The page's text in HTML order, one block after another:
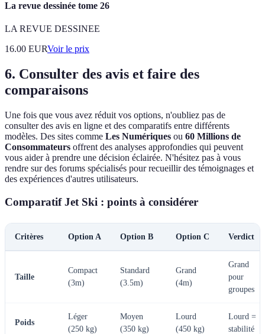
La revue dessinée tome 26
LA REVUE DESSINEE
16.00 EURVoir le prix
6. Consulter des avis et faire des
comparaisons
Une fois que vous avez réduit vos options, n'oubliez pas de
consulter des avis en ligne et des comparatifs entre différents
modèles. Des sites comme Les Numériques ou 60 Millions de
Consommateurs offrent des analyses approfondies qui peuvent
vous aider à prendre une décision éclairée. N'hésitez pas à vous
rendre sur des forums spécialisés pour recueillir des témoignages et
des expériences d'autres utilisateurs.
Comparatif Jet Ski : points à considérer
Critères Option A Option B Option C Verdict
Taille
Compact
(3m)
Standard
(3.5m)
Grand
(4m)
Grand
pour
groupes
Poids
Léger
(250 kg)
Moyen
(350 kg)
Lourd
(450 kg)
Lourd =
stabilité